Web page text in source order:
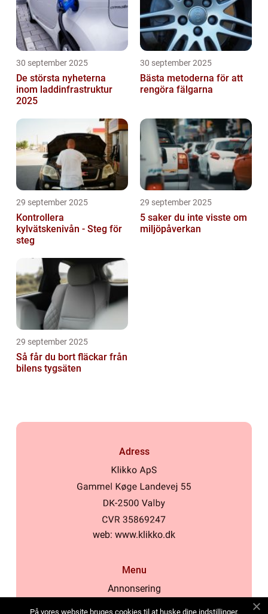
30 september 2025
De största nyheterna
inom laddinfrastruktur
2025
30 september 2025
Bästa metoderna för att
rengöra fälgarna
29 september 2025
Kontrollera
kylvätskenivån - Steg för
steg
29 september 2025
5 saker du inte visste om
miljöpåverkan
29 september 2025
Så får du bort fläckar från
bilens tygsäten
Adress
web: www.klikko.dk
Menu
Annonsering
På vores website bruges cookies til at huske dine indstillinger,